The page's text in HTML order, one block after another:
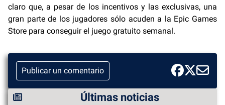
claro que, a pesar de los incentivos y las exclusivas, una
gran parte de los jugadores sólo acuden a la Epic Games
Store para conseguir el juego gratuito semanal.
Publicar un comentario
Últimas noticias